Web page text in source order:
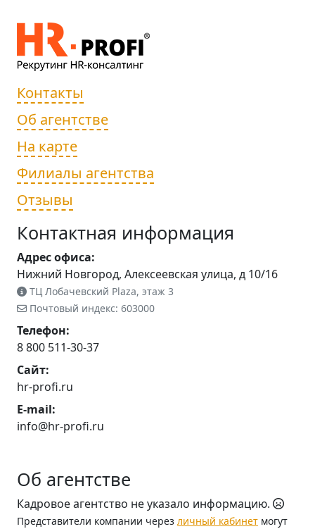
Контакты
Об агентстве
На карте
Филиалы агентства
Отзывы
Контактная информация
Адрес офиса:
Нижний Новгород, Алексеевская улица, д 10/16
ТЦ Лобачевский Plaza, этаж 3
Почтовый индекс: 603000
Телефон:
8 800 511-30-37
Сайт:
hr-profi.ru
E-mail:
info@hr-profi.ru
Об агентстве
Кадровое агентство не указало информацию.
Представители компании через личный кабинет могут